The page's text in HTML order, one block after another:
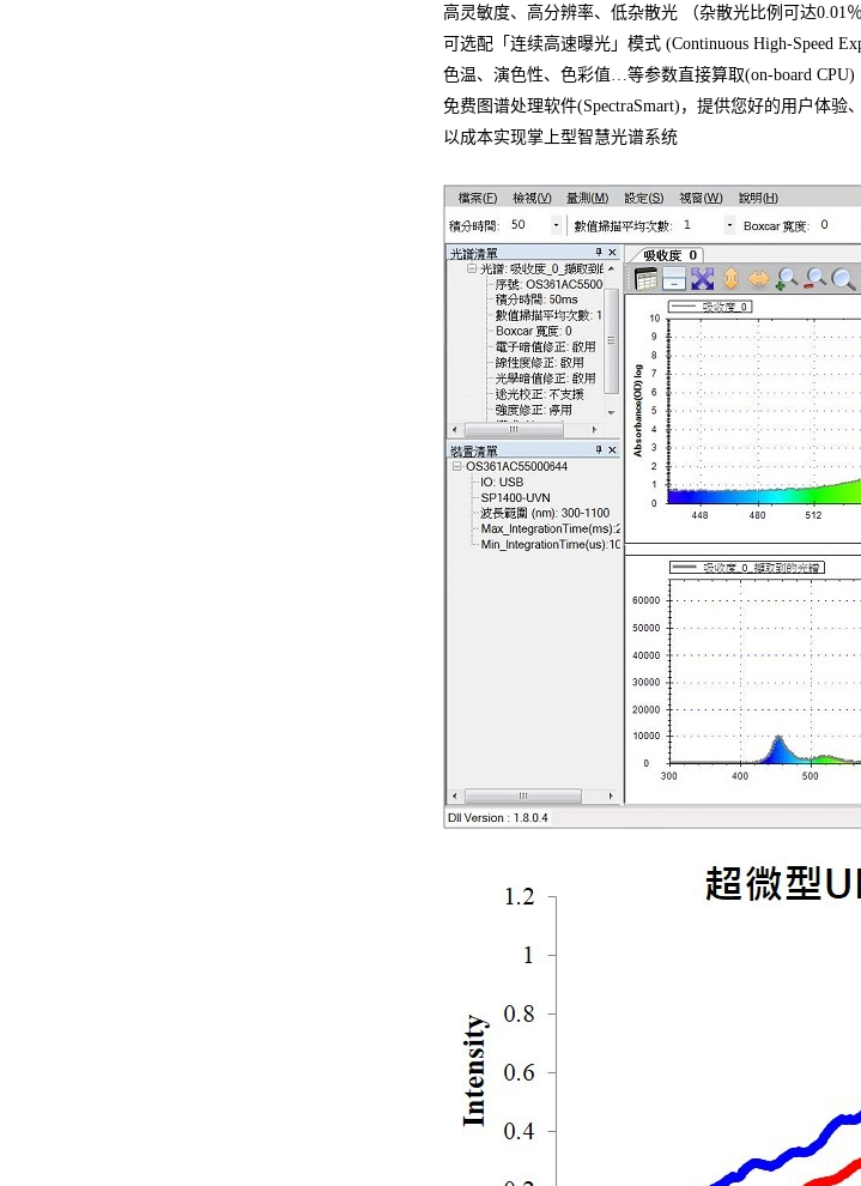
高灵敏度、高分辨率、低杂散光 （杂散光比例可达0.01％
可选配「连续高速曝光」模式 (Continuous High-Speed
色温、演色性、色彩值…等参数直接算取(on-board CPU)
免费图谱处理软件(SpectraSmart)，提供您好的用户体验
以成本实现掌上型智慧光谱系统